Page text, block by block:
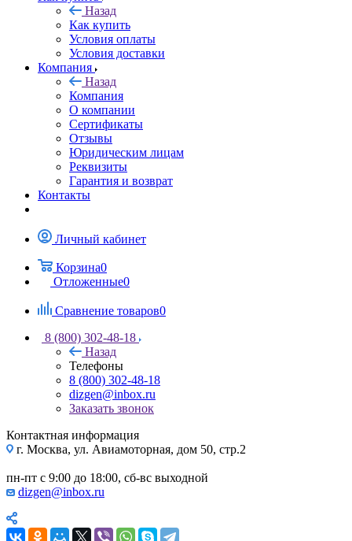
Назад
Как купить
Условия оплаты
Условия доставки
Компания
Назад
Компания
О компании
Сертификаты
Отзывы
Юридическим лицам
Реквизиты
Гарантия и возврат
Контакты
Личный кабинет
Корзина0
Отложенные0
Сравнение товаров0
8 (800) 302-48-18
Назад
Телефоны
8 (800) 302-48-18
dizgen@inbox.ru
Заказать звонок
Контактная информация
г. Москва, ул. Авиамоторная, дом 50, стр.2
пн-пт с 9:00 до 18:00, сб-вс выходной
dizgen@inbox.ru